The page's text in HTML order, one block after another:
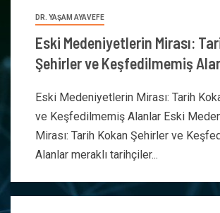
DR. YAŞAM AYAVEFE
Eski Medeniyetlerin Mirası:
Şehirler ve Keşfedilmemiş
Eski Medeniyetlerin Mirası: Tarih
ve Keşfedilmemiş Alanlar Eski
Mirası: Tarih Kokan Şehirler ve
Alanlar meraklı tarihçiler...